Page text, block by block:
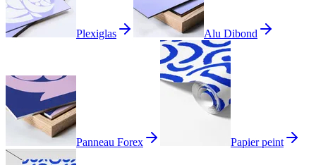
Plexiglas Alu Dibond
Panneau Forex Papier peint